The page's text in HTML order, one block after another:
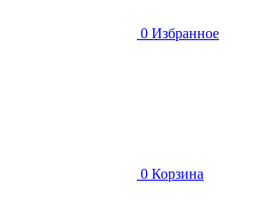
0 Избранное
0 Корзина